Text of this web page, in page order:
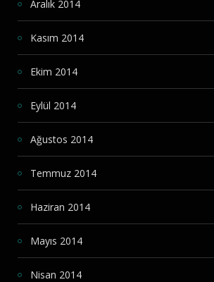
Aralık 2014
Kasım 2014
Ekim 2014
Eylül 2014
Ağustos 2014
Temmuz 2014
Haziran 2014
Mayıs 2014
Nisan 2014